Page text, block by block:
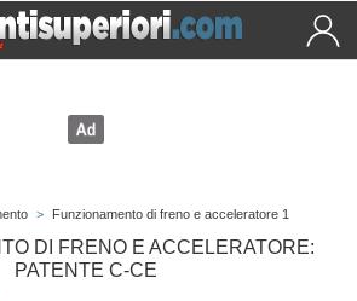
> Funzionamento di freno e acceleratore 1
DI FRENO E ACCELERATORE:
PATENTE C-CE